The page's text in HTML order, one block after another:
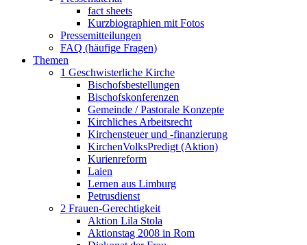
fact sheets
Kurzbiographien mit Fotos
Pressemitteilungen
FAQ (häufige Fragen)
Themen
1 Geschwisterliche Kirche
Bischofsbestellungen
Bischofskonferenzen
Gemeinde / Pastorale Konzepte
Kirchliches Arbeitsrecht
Kirchensteuer und -finanzierung
KirchenVolksPredigt (Aktion)
Kurienreform
Laien
Lernen aus Limburg
Petrusdienst
2 Frauen-Gerechtigkeit
Aktion Lila Stola
Aktionstag 2008 in Rom